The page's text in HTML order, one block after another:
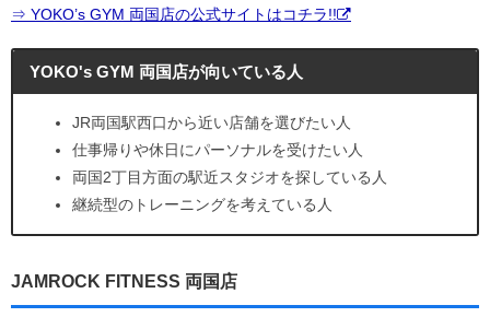
⇒ YOKO’s GYM 両国店の公式サイトはコチラ!!
YOKO's GYM 両国店が向いている人
JR両国駅西口から近い店舗を選びたい人
仕事帰りや休日にパーソナルを受けたい人
両国2丁目方面の駅近スタジオを探している人
継続型のトレーニングを考えている人
JAMROCK FITNESS 両国店